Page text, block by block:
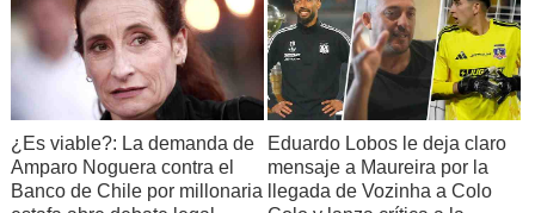
¿Es viable?: La demanda de
Amparo Noguera contra el
Banco de Chile por millonaria
Eduardo Lobos le deja claro
mensaje a Maureira por la
llegada de Vozinha a Colo